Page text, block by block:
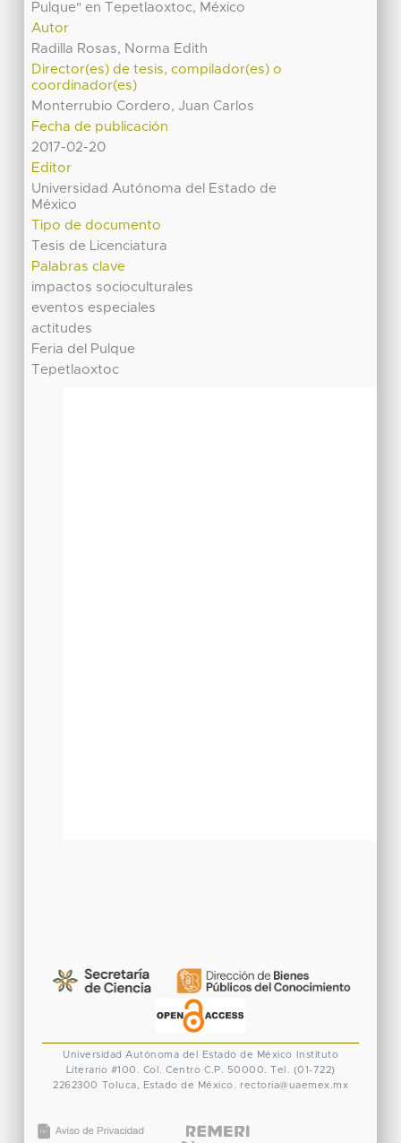
Pulque" en Tepetlaoxtoc, México
Autor
Radilla Rosas, Norma Edith
Director(es) de tesis, compilador(es) o
coordinador(es)
Monterrubio Cordero, Juan Carlos
Fecha de publicación
2017-02-20
Editor
Universidad Autónoma del Estado de
México
Tipo de documento
Tesis de Licenciatura
Palabras clave
impactos socioculturales
eventos especiales
actitudes
Feria del Pulque
Tepetlaoxtoc
Universidad Autónoma del Estado de México
Instituto
Literario #100. Col. Centro C.P. 50000. Tel. (01-722)
2262300 Toluca, Estado de México. rectoria@uaemex.mx